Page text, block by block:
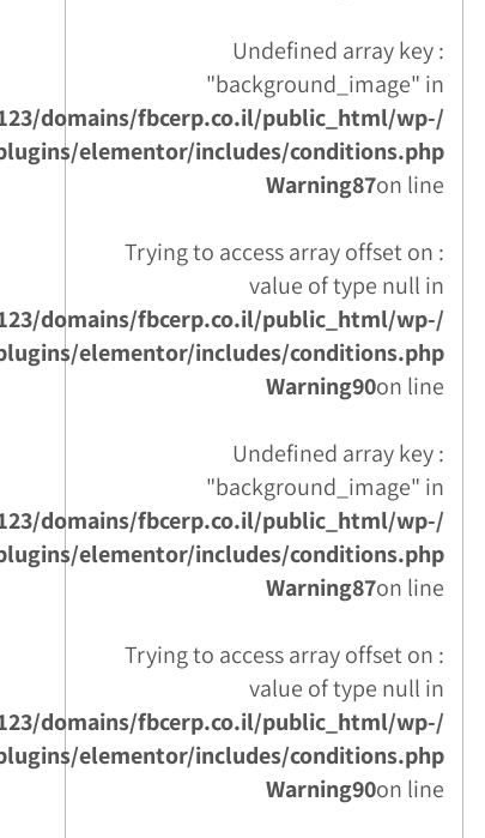
: Undefined array key
"background_image" in
domains/fbcerp.co.il/public_html/wp-
elementor/includes/conditions.php
on line
87
Warning
: Trying to access array offset on
value of type null in
domains/fbcerp.co.il/public_html/wp-
elementor/includes/conditions.php
on line
90
Warning
: Undefined array key
"background_image" in
domains/fbcerp.co.il/public_html/wp-
elementor/includes/conditions.php
on line
87
Warning
: Trying to access array offset on
value of type null in
domains/fbcerp.co.il/public_html/wp-
elementor/includes/conditions.php
on line
90
Warning